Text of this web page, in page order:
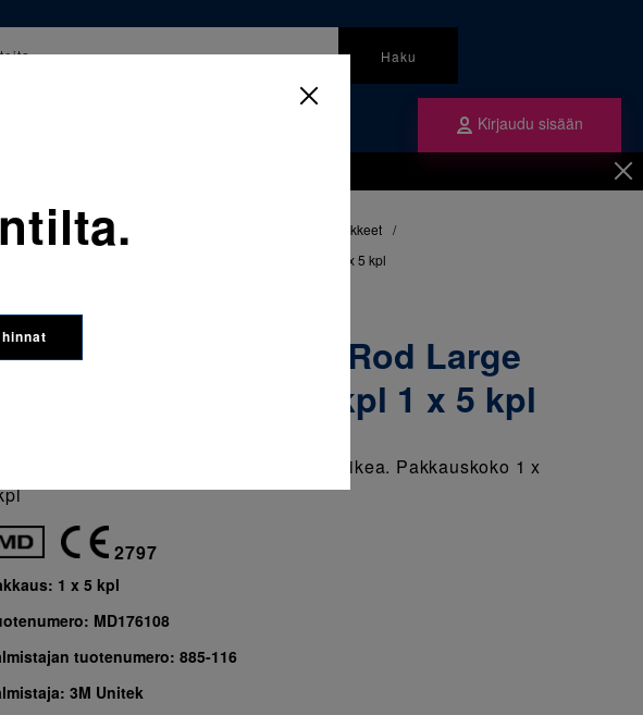
Haku
Kirjaudu sisään
verkkokauppaan? Tilaa ne
Tarvikkeet / Oikominen Muut oikomishoidon tarvikkeet /
885-116 Forsus Push Rod Large (32 mm) aisa oikea, 5kpl 1 x 5 kpl
UNITEK
116 Forsus Push Rod Large
(32 mm) aisa oikea, 5kpl 1 x 5 kpl
Push Rod Large "L" (32 mm) aisa oikea. Pakkauskoko 1 x
2797
1 x 5 kpl
MD176108
tuotenumero:885-116
3M Unitek